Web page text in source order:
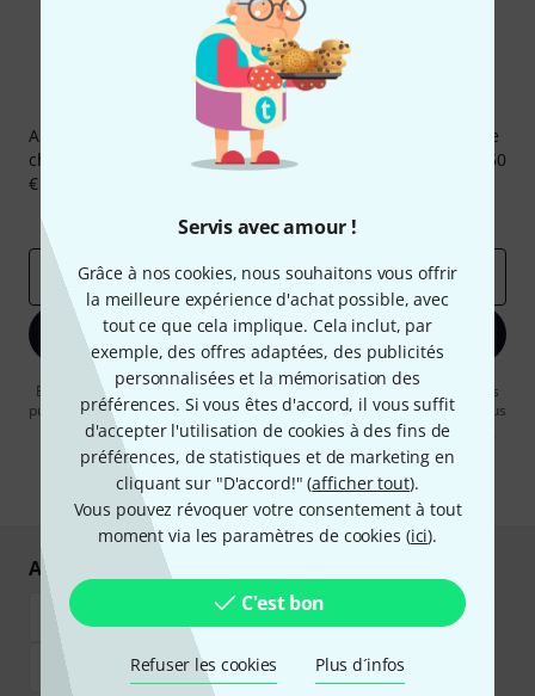
Servis avec amour !
Grâce à nos cookies, nous souhaitons vous offrir
la meilleure expérience d'achat possible, avec
tout ce que cela implique. Cela inclut, par
exemple, des offres adaptées, des publicités
personnalisées et la mémorisation des
préférences. Si vous êtes d'accord, il vous suffit
d'accepter l'utilisation de cookies à des fins de
préférences, de statistiques et de marketing en
cliquant sur "D'accord!" (afficher tout).
Vous pouvez révoquer votre consentement à tout
moment via les paramètres de cookies (ici).
C'est bon
Refuser les cookies Plus d´infos
Newsletters Thomann
Abonnez-vous à la newsletter Thomann et, avec un peu de
chance, gagnez l'un des 50 bons d'achat d'une valeur de 50
€ chacun!
Articles inspirants
Aperçus Thomann
Adresse e-mail*
S'inscrire maintenant
En cliquant sur "S'inscrire maintenant", vous acceptez de recevoir des
publicités par e-mail. La désinscription est possible à tout moment. Vous
pouvez trouver plus d'informations à ce sujet dans notrePolitique de
confidentialité
* Requis
Achetez et payez en toute sécurité